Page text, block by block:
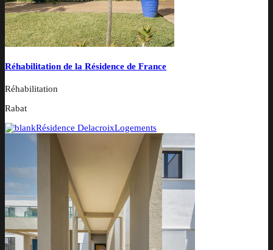
Réhabilitation de la Résidence de France
Réhabilitation
Rabat
Résidence DelacroixLogements